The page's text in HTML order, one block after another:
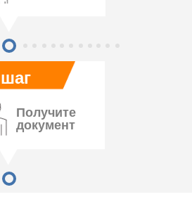
шаг
Получите
документ